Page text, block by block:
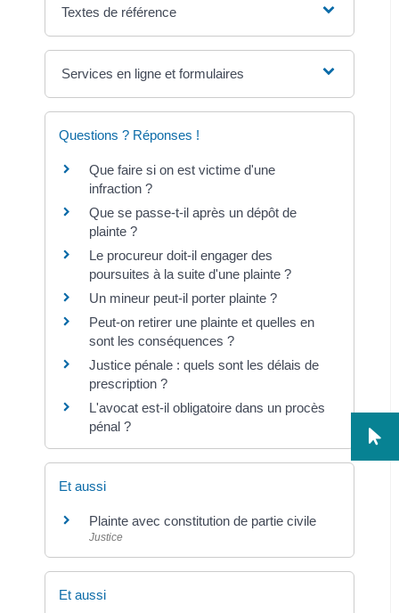
Textes de référence
Services en ligne et formulaires
Questions ? Réponses !
Que faire si on est victime d'une
infraction ?
Que se passe-t-il après un dépôt de
plainte ?
Le procureur doit-il engager des
poursuites à la suite d'une plainte ?
Un mineur peut-il porter plainte ?
Peut-on retirer une plainte et quelles en
sont les conséquences ?
Justice pénale : quels sont les délais de
prescription ?
L'avocat est-il obligatoire dans un procès
pénal ?
Et aussi
Plainte avec constitution de partie civile
Justice
Et aussi